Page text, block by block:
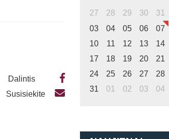
Dalintis
Susisiekite
27 28 29 30 31
03
04 05 06 07
10
11 12 13 14
17
18 19 20 21
24
25 26 27 28
31
01 02 03 04